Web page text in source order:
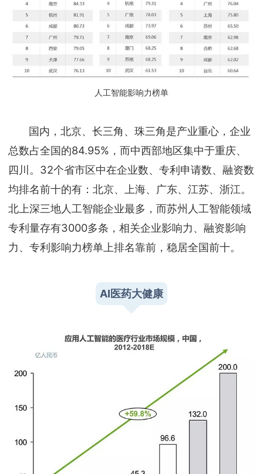
人工智能影响力榜单
国内，北京、长三角、珠三角是产业重心，企业
总数占全国的84.95%，而中西部地区集中于重庆、
四川。32个省市区中在企业数、专利申请数、融资数
均排名前十的有：北京、上海、广东、江苏、浙江。
北上深三地人工智能企业最多，而苏州人工智能领域
专利量存有3000多条，相关企业影响力、融资影响
力、专利影响力榜单上排名靠前，稳居全国前十。
AI医药大健康